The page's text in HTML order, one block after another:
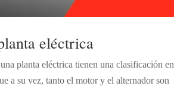
eléctrica
planta eléctrica tienen una clasificación en
a su vez, tanto el motor y el alternador son